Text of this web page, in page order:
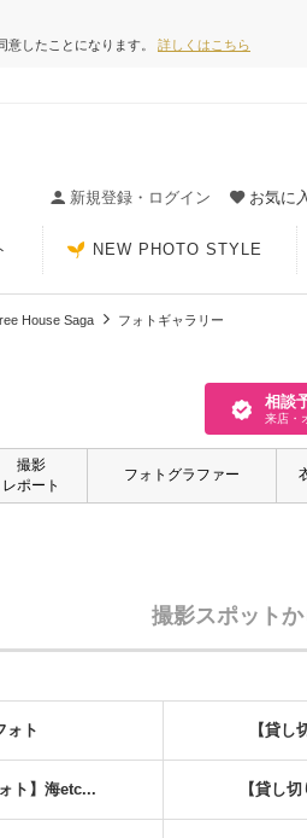
意したことになります。 詳しくはこちら
新規登録・ログイン
お気に
NEW PHOTO STYLE
House Saga フォトギャラリー
相談
来店・
撮影
レポート
フォトグラファー
撮影スポット
ォト 【貸し
ト】海etc... 【貸し